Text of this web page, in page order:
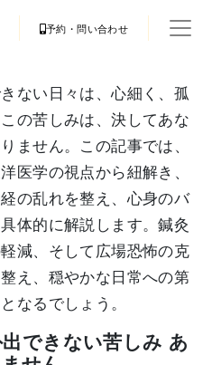
予約・問い合わせ
ない日々は、心細く、孤
の苦しみは、決してあな
ません。この記事では、
医学の視点から紐解き、
の乱れを整え、心身のバ
体的に解説します。鍼灸
減、そして広場恐怖の克
え、穏やかな日常への第
なるでしょう。
できない苦しみ あ